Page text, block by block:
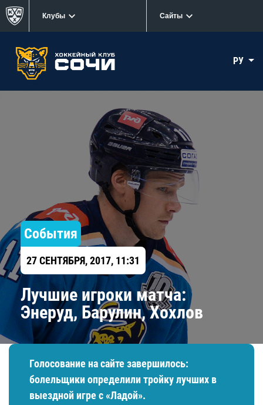
Клубы Сайты
РУ
События
27 СЕНТЯБРЯ, 2017, 11:31
Лучшие игроки матча:
Энеруд, Барулин, Хохлов
Голосование на сайте завершилось:
болельщики определили тройку лучших в
выездной игре с «Ладой».